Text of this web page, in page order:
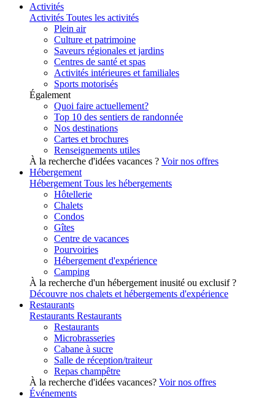
Activités
Activités Toutes les activités
Plein air
Culture et patrimoine
Saveurs régionales et jardins
Centres de santé et spas
Activités intérieures et familiales
Sports motorisés
Également
Quoi faire actuellement?
Top 10 des sentiers de randonnée
Nos destinations
Cartes et brochures
Renseignements utiles
À la recherche d'idées vacances ? Voir nos offres
Hébergement
Hébergement Tous les hébergements
Hôtellerie
Chalets
Condos
Gîtes
Centre de vacances
Pourvoiries
Hébergement d'expérience
Camping
À la recherche d'un hébergement inusité ou exclusif ?
Découvre nos chalets et hébergements d'expérience
Restaurants
Restaurants Restaurants
Restaurants
Microbrasseries
Cabane à sucre
Salle de réception/traiteur
Repas champêtre
À la recherche d'idées vacances? Voir nos offres
Événements